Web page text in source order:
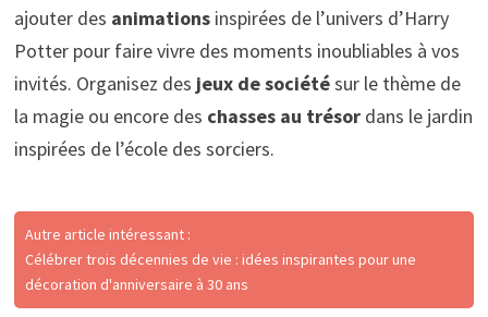
ajouter des animationsinspirées de l’univers d’Harry
Potter pour faire vivre des moments inoubliables à vos
invités. Organisez des jeux de sociétésur le thème de
la magie ou encore des chasses au trésordans le jardin
inspirées de l’école des sorciers.
Autre article intéressant :
Célébrer trois décennies de vie : idées inspirantes pour une
décoration d'anniversaire à 30 ans